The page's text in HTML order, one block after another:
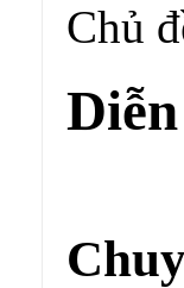
Chủ